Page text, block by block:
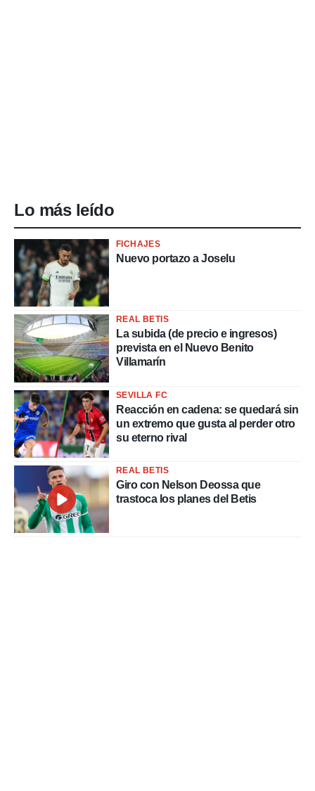
Lo más leído
FICHAJES
Nuevo portazo a Joselu
REAL BETIS
La subida (de precio e ingresos)
prevista en el Nuevo Benito
Villamarín
SEVILLA FC
Reacción en cadena: se quedará sin
un extremo que gusta al perder otro
su eterno rival
REAL BETIS
Giro con Nelson Deossa que
trastoca los planes del Betis